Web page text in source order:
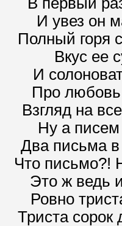
И увез он
Полный горя
Вкус ее
И
Про любовь
Взгляд на
Ну а
Два письма
Что письмо?!
Это ж ведь
Ровно
Триста сорок